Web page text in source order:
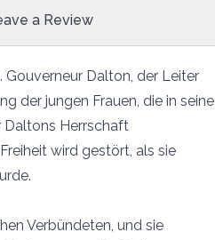
a Review
Gouverneur Dalton, der Leiter
der jungen Frauen, die in seine
Daltons Herrschaft
wird gestört, als sie
Verbündeten, und sie